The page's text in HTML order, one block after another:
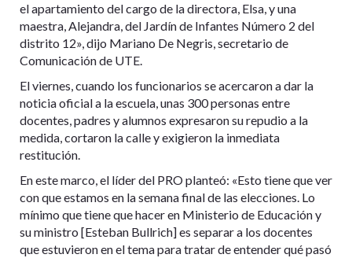
el apartamiento del cargo de la directora, Elsa, y una
maestra, Alejandra, del Jardín de Infantes Número 2 del
distrito 12», dijo Mariano De Negris, secretario de
Comunicación de UTE.
El viernes, cuando los funcionarios se acercaron a dar la
noticia oficial a la escuela, unas 300 personas entre
docentes, padres y alumnos expresaron su repudio a la
medida, cortaron la calle y exigieron la inmediata
restitución.
En este marco, el líder del PRO planteó: «Esto tiene que ver
con que estamos en la semana final de las elecciones. Lo
mínimo que tiene que hacer en Ministerio de Educación y
su ministro [Esteban Bullrich] es separar a los docentes
que estuvieron en el tema para tratar de entender qué pasó